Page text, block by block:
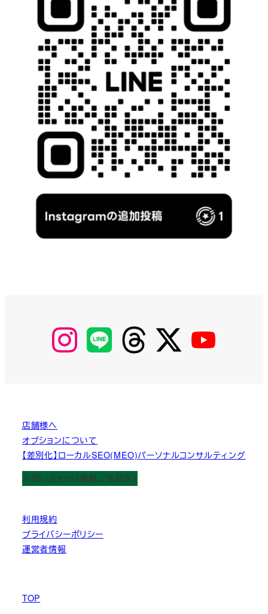
【Instagram】
MyKOBAKO
【LINE】 【threads】 【Twitter】
店舗様へ
オプションについて
【差別化】ローカルSEO(MEO)パーソナルコンサルティング
お問い合わせ（掲載ご依頼含）
利用規約
プライバシーポリシー
運営者情報
TOP